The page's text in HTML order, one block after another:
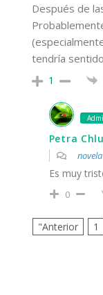
Después de
tendría
1
Petra
novela
Es muy
0
"Anterior 1